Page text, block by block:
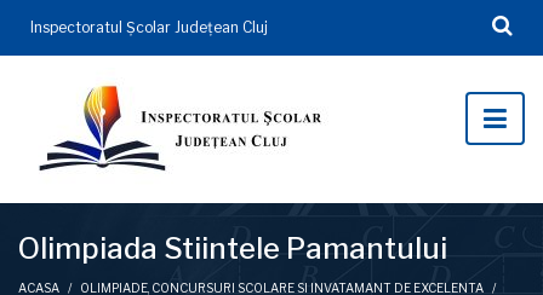
Inspectoratul Şcolar Județean Cluj
Olimpiada Stiintele Pamantului
ACASA / OLIMPIADE, CONCURSURI SCOLARE SI INVATAMANT DE EXCELENTA /